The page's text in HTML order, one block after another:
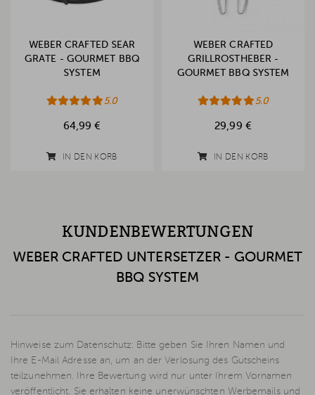
WEBER CRAFTED SEAR
GRATE - GOURMET BBQ
SYSTEM
5.0
64,99 €
IN DEN KORB
WEBER CRAFTED
GRILLROSTHEBER -
GOURMET BBQ SYSTEM
5.0
29,99 €
IN DEN KORB
KUNDENBEWERTUNGEN
WEBER CRAFTED UNTERSETZER - GOURMET
BBQ SYSTEM
Hinweise zum Datenschutz: Bitte geben Sie Ihren Namen und
Ihre E-Mail Adresse an, um an der Verlosung des Gutscheins
teilzunehmen. Ihre Bewertung wird nur unter Ihrem Vornamen
veröffentlicht. Sie erhalten keine unerwünschten Werbemails und